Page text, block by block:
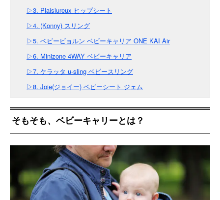
▷3. Plaisiureux ヒップシート
▷4. (Konny) スリング
▷5. ベビービョルン ベビーキャリア ONE KAI Air
▷6. Minizone 4WAY ベビーキャリア
▷7. ケラッタ u-sling ベビースリング
▷8. Joie(ジョイー) ベビーシート ジェム
そもそも、ベビーキャリーとは？